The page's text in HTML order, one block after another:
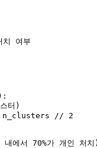
여부
터)
//
2
에서 70%가 개인 처